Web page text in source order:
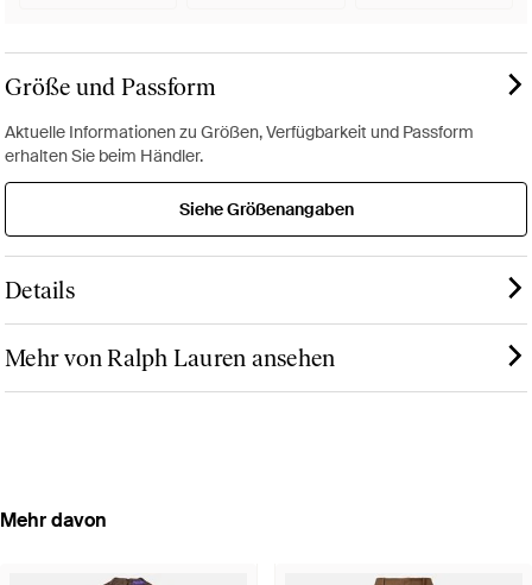
Größe und Passform
Aktuelle Informationen zu Größen, Verfügbarkeit und Passform
erhalten Sie beim Händler.
Siehe Größenangaben
Details
Mehr von Ralph Lauren ansehen
Mehr davon